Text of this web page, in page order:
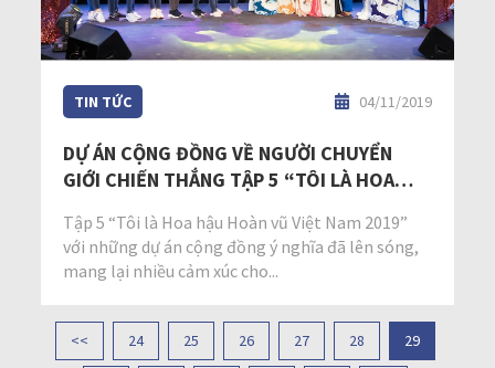
TIN TỨC 04/11/2019
DỰ ÁN CỘNG ĐỒNG VỀ NGƯỜI CHUYỂN
GIỚI CHIẾN THẮNG TẬP 5 “TÔI LÀ HOA
Tập 5 “Tôi là Hoa hậu Hoàn vũ Việt Nam 2019”
với những dự án cộng đồng ý nghĩa đã lên sóng,
mang lại nhiều cảm xúc cho...
<< 24 25 26 27 28 29